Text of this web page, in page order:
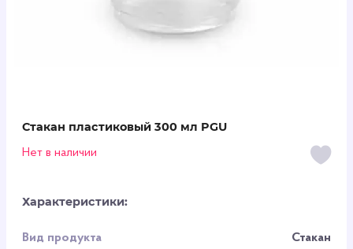
Стакан пластиковый 300 мл PGU
Нет в наличии
Характеристики:
Вид продукта
Стакан